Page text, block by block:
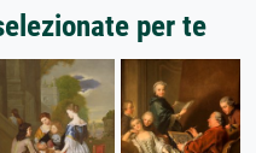
per te